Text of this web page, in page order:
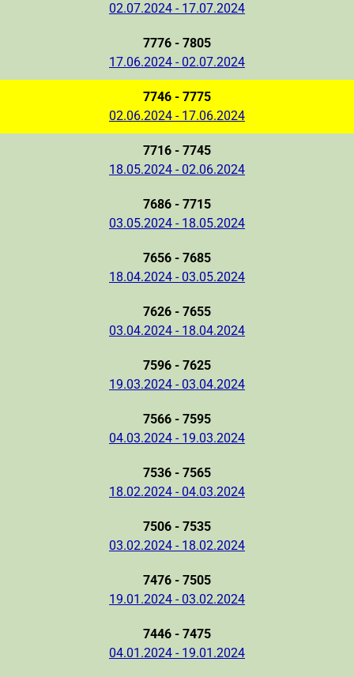
02.07.2024 - 17.07.2024
7776 - 7805
17.06.2024 - 02.07.2024
7746 - 7775
02.06.2024 - 17.06.2024
7716 - 7745
18.05.2024 - 02.06.2024
7686 - 7715
03.05.2024 - 18.05.2024
7656 - 7685
18.04.2024 - 03.05.2024
7626 - 7655
03.04.2024 - 18.04.2024
7596 - 7625
19.03.2024 - 03.04.2024
7566 - 7595
04.03.2024 - 19.03.2024
7536 - 7565
18.02.2024 - 04.03.2024
7506 - 7535
03.02.2024 - 18.02.2024
7476 - 7505
19.01.2024 - 03.02.2024
7446 - 7475
04.01.2024 - 19.01.2024